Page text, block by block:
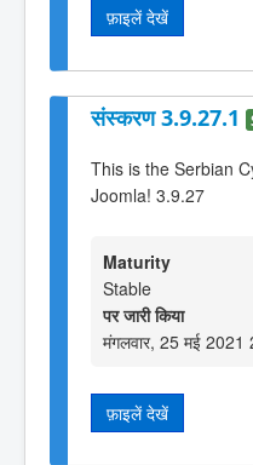
फ़ाइलें देखें
संस्करण 3.9.27.1
This is the Serbian
Joomla! 3.9.27
Maturity
Stable
पर जारी किया
मंगलवार, 25 मई 2021
फ़ाइलें देखें